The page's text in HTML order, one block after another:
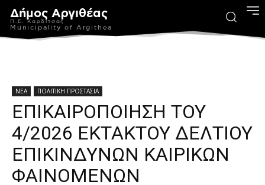
Δήμος Αργιθέας
Π.Ε. Καρδίτσας
Municipality of Argithea
ΝΕΑ ΠΟΛΙΤΙΚΗ ΠΡΟΣΤΑΣΙΑ
ΕΠΙΚΑΙΡΟΠΟΙΗΣΗ ΤΟΥ
4/2026 ΕΚΤΑΚΤΟΥ ΔΕΛΤΙΟΥ
ΕΠΙΚΙΝΔΥΝΩΝ ΚΑΙΡΙΚΩΝ
ΦΑΙΝΟΜΕΝΩΝ